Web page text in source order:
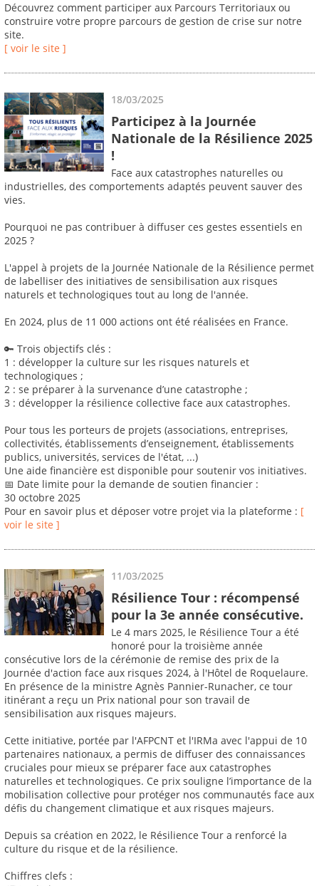
Découvrez comment participer aux Parcours Territoriaux ou
construire votre propre parcours de gestion de crise sur notre
site.
[ voir le site ]
18/03/2025
Participez à la Journée
Nationale de la Résilience 2025
!
Face aux catastrophes naturelles ou
industrielles, des comportements adaptés peuvent sauver des
vies.
Pourquoi ne pas contribuer à diffuser ces gestes essentiels en
2025 ?
L'appel à projets de la Journée Nationale de la Résilience permet
de labelliser des initiatives de sensibilisation aux risques
naturels et technologiques tout au long de l'année.
En 2024, plus de 11 000 actions ont été réalisées en France.
🔑 Trois objectifs clés :
1 : développer la culture sur les risques naturels et
technologiques ;
2 : se préparer à la survenance d’une catastrophe ;
3 : développer la résilience collective face aux catastrophes.
Pour tous les porteurs de projets (associations, entreprises,
collectivités, établissements d’enseignement, établissements
publics, universités, services de l'état, ...)
Une aide financière est disponible pour soutenir vos initiatives.
📅 Date limite pour la demande de soutien financier :
30 octobre 2025
Pour en savoir plus et déposer votre projet via la plateforme : [
voir le site ]
11/03/2025
Résilience Tour : récompensé
pour la 3e année consécutive.
Le 4 mars 2025, le Résilience Tour a été
honoré pour la troisième année
consécutive lors de la cérémonie de remise des prix de la
Journée d'action face aux risques 2024, à l'Hôtel de Roquelaure.
En présence de la ministre Agnès Pannier-Runacher, ce tour
itinérant a reçu un Prix national pour son travail de
sensibilisation aux risques majeurs.
Cette initiative, portée par l'AFPCNT et l'IRMa avec l'appui de 10
partenaires nationaux, a permis de diffuser des connaissances
cruciales pour mieux se préparer face aux catastrophes
naturelles et technologiques. Ce prix souligne l’importance de la
mobilisation collective pour protéger nos communautés face aux
défis du changement climatique et aux risques majeurs.
Depuis sa création en 2022, le Résilience Tour a renforcé la
culture du risque et de la résilience.
Chiffres clefs :